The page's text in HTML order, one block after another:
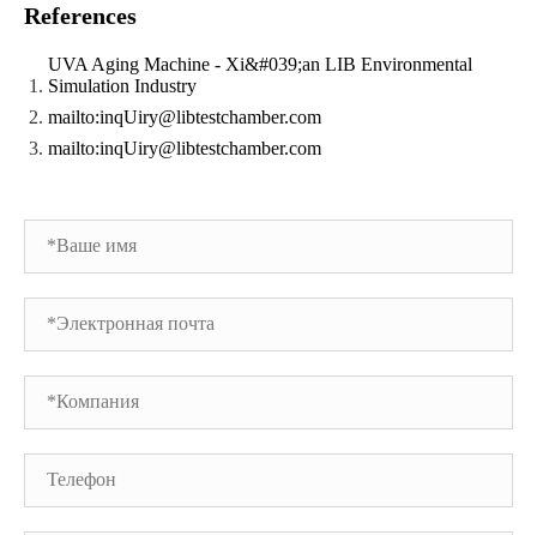
References
UVA Aging Machine - Xi&#039;an LIB Environmental
Simulation Industry
mailto:inqUiry@libtestchamber.com
mailto:inqUiry@libtestchamber.com